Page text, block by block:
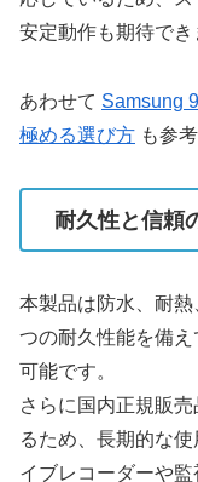
安定動作も期待でき
あわせて Samsung
極める選び方 も参
耐久性と信頼
本製品は防水、耐
つの耐久性能を備
可能です。
さらに国内正規販
るため、長期的な
イブレコーダーや監